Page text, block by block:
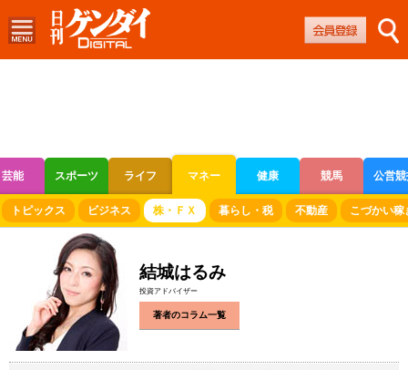
芸能 スポーツ ライフ マネー 健康 競馬 公営
ボートレース 競輪 オートレース
トピックス ビジネス 株・ＦＸ 暮らし・税 不動産 こづかい稼
結城はるみ
投資アドバイザー
著者のコラム一覧